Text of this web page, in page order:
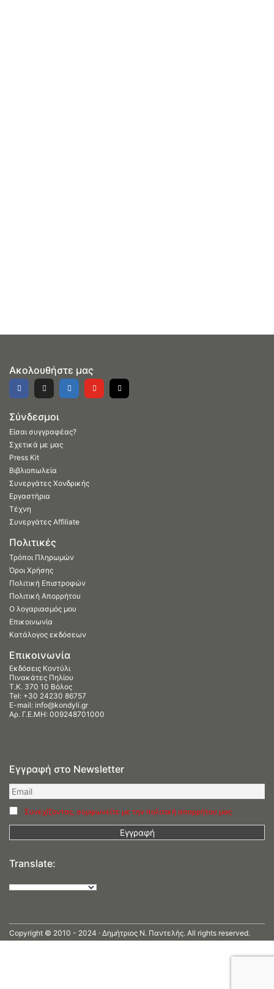
Ακολουθήστε μας
Σύνδεσμοι
Είσαι συγγραφέας?
Σχετικά με μας
Press Kit
Βιβλιοπωλεία
Συνεργάτες Χονδρικής
Εργαστήρια
Τέχνη
Συνεργάτες Affiliate
Πολιτικές
Τρόποι Πληρωμών
Όροι Χρήσης
Πολιτική Επιστροφών
Πολιτική Απορρήτου
Ο λογαριασμός μου
Επικοινωνία
Κατάλογος εκδόσεων
Επικοινωνία
Εκδόσεις Κοντύλι
Πινακάτες Πηλίου
Τ.Κ. 370 10 Βόλος
Tel: +30 24230 86757
E-mail: info@kondyli.gr
Αρ. Γ.Ε.ΜΗ: 009248701000
Εγγραφή στο Newsletter
Συνεχίζοντας, συμφωνείτε με την πολιτική απορρήτου μας
Translate:
Copyright © 2010 - 2024 · Δημήτριος N. Παντελής. All rights reserved.